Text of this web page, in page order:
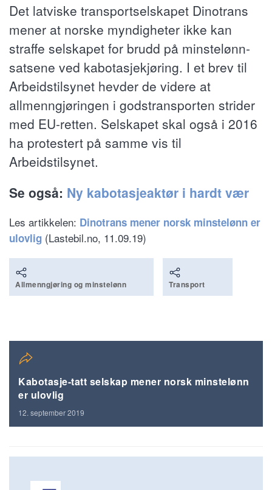
Det latviske transportselskapet Dinotrans
mener at norske myndigheter ikke kan
straffe selskapet for brudd på minstelønn-
satsene ved kabotasjekjøring. I et brev til
Arbeidstilsynet hevder de videre at
allmenngjøringen i godstransporten strider
med EU-retten. Selskapet skal også i 2016
ha protestert på samme vis til
Arbeidstilsynet.
Se også: Ny kabotasjeaktør i hardt vær
Les artikkelen: Dinotrans mener norsk minstelønn er
ulovlig (Lastebil.no, 11.09.19)
Allmenngjøring og minstelønn Transport
Kabotasje-tatt selskap mener norsk minstelønn
er ulovlig
12. september 2019